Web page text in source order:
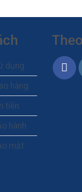
dụng
hàng
tiền
hành
mật